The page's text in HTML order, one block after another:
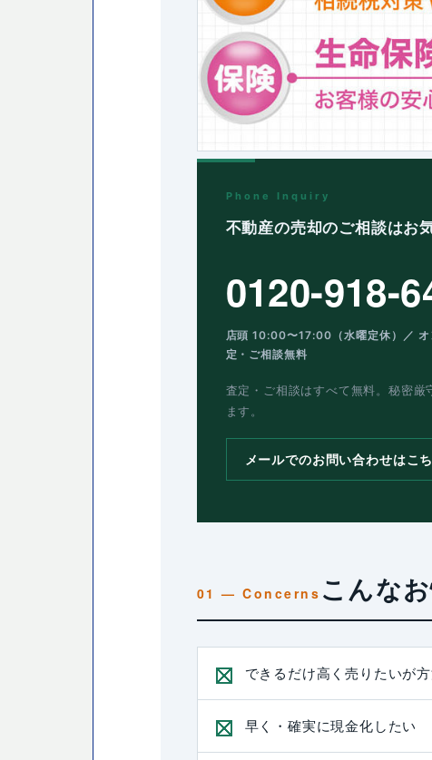
Phone Inquiry
不動産の売却のご相談はお
0120-918-
店頭 10:00〜17:00（水曜定休）／
定・ご相談無料
査定・ご相談はすべて無料。秘密厳
ます。
メールでのお問い合わせはこ
こんな
できるだけ高く売りたいが
早く・確実に現金化したい